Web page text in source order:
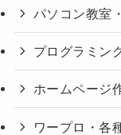
パソコン教室
プログラミン
ホームページ
ワープロ・各